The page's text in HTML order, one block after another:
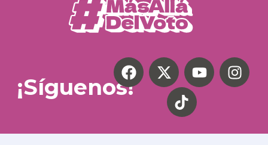
¡Síguenos!